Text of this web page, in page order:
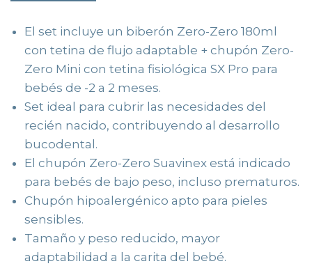
El set incluye un biberón Zero-Zero 180ml
con tetina de flujo adaptable + chupón Zero-
Zero Mini con tetina fisiológica SX Pro para
bebés de -2 a 2 meses.
Set ideal para cubrir las necesidades del
recién nacido, contribuyendo al desarrollo
bucodental.
El chupón Zero-Zero Suavinex está indicado
para bebés de bajo peso, incluso prematuros.
Chupón hipoalergénico apto para pieles
sensibles.
Tamaño y peso reducido, mayor
adaptabilidad a la carita del bebé.